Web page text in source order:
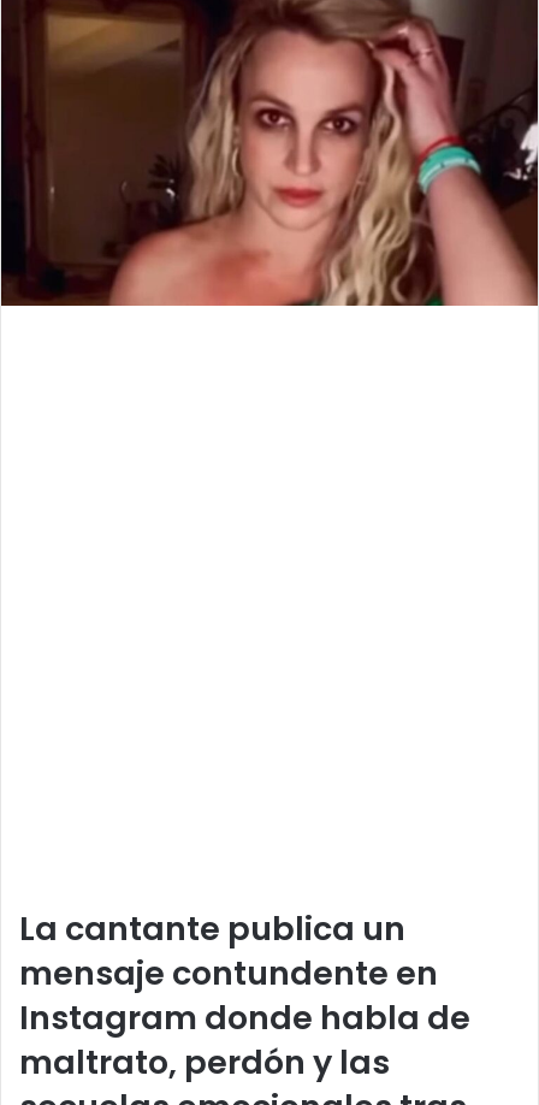
La cantante publica un
mensaje contundente en
Instagram donde habla de
maltrato, perdón y las